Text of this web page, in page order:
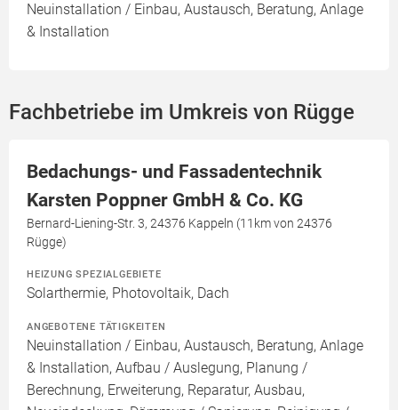
Neuinstallation / Einbau, Austausch, Beratung, Anlage
& Installation
Fachbetriebe im Umkreis von Rügge
Bedachungs- und Fassadentechnik
Karsten Poppner GmbH & Co. KG
Bernard-Liening-Str. 3, 24376 Kappeln (11km von 24376
Rügge)
HEIZUNG SPEZIALGEBIETE
Solarthermie, Photovoltaik, Dach
ANGEBOTENE TÄTIGKEITEN
Neuinstallation / Einbau, Austausch, Beratung, Anlage
& Installation, Aufbau / Auslegung, Planung /
Berechnung, Erweiterung, Reparatur, Ausbau,